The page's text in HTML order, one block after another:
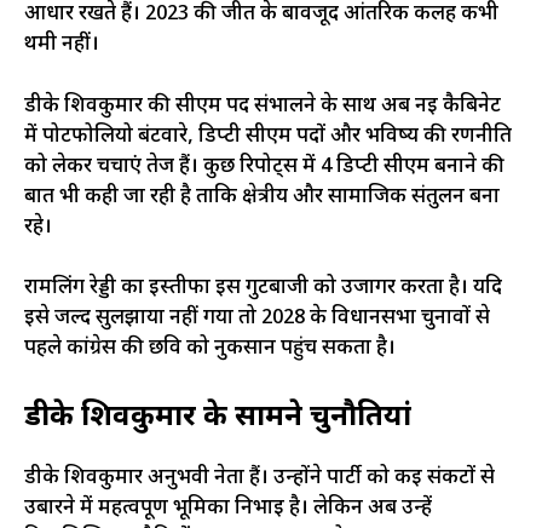
आधार रखते हैं। 2023 की जीत के बावजूद आंतरिक कलह कभी
थमी नहीं।
डीके शिवकुमार की सीएम पद संभालने के साथ अब नई कैबिनेट
में पोर्टफोलियो बंटवारे, डिप्टी सीएम पदों और भविष्य की रणनीति
को लेकर चर्चाएं तेज हैं। कुछ रिपोर्ट्स में 4 डिप्टी सीएम बनाने की
बात भी कही जा रही है ताकि क्षेत्रीय और सामाजिक संतुलन बना
रहे।
रामलिंग रेड्डी का इस्तीफा इस गुटबाजी को उजागर करता है। यदि
इसे जल्द सुलझाया नहीं गया तो 2028 के विधानसभा चुनावों से
पहले कांग्रेस की छवि को नुकसान पहुंच सकता है।
डीके शिवकुमार के सामने चुनौतियां
डीके शिवकुमार अनुभवी नेता हैं। उन्होंने पार्टी को कई संकटों से
उबारने में महत्वपूर्ण भूमिका निभाई है। लेकिन अब उन्हें